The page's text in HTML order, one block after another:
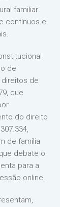
familiar
contínuos e
de
de
que
do direito
de família
debate o
para a
online.